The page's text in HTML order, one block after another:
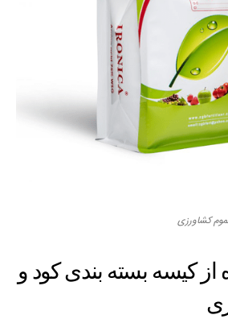
کشاورزی
از کیسه بسته بندی کود و